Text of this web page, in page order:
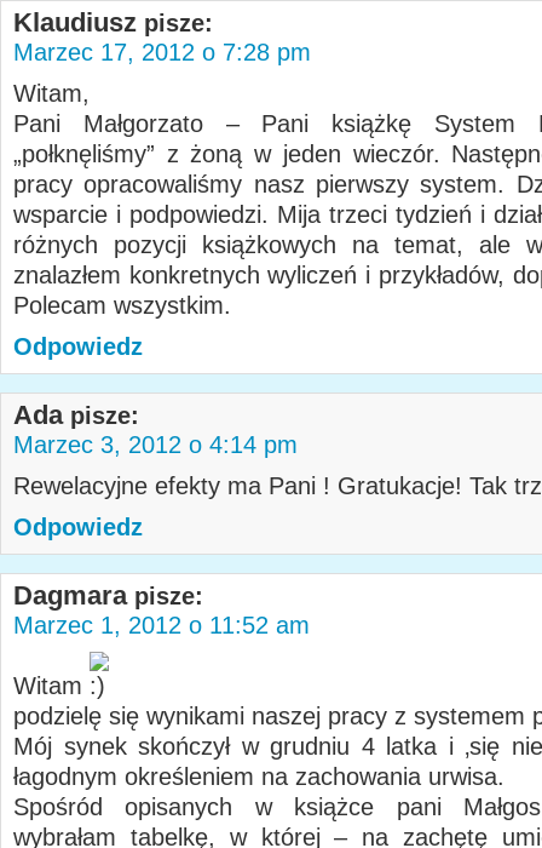
Klaudiusz pisze:
Marzec 17, 2012 o 7:28 pm
Witam,
Pani Małgorzato – Pani książkę System
„połknęliśmy” z żoną w jeden wieczór.
pracy opracowaliśmy nasz pierwszy system.
wsparcie i podpowiedzi. Mija trzeci tydzień i
różnych pozycji książkowych na temat, ale
znalazłem konkretnych wyliczeń i przykładów,
Polecam wszystkim.
Odpowiedz
Ada pisze:
Marzec 3, 2012 o 4:14 pm
Rewelacyjne efekty ma Pani ! Gratukacje! Tak
Odpowiedz
Dagmara pisze:
Marzec 1, 2012 o 11:52 am
Witam
podzielę się wynikami naszej pracy z systemem
Mój synek skończył w grudniu 4 latka i ‚się nie
łagodnym określeniem na zachowania urwisa.
Spośród opisanych w książce pani
wybrałam tabelkę, w której – na zachętę